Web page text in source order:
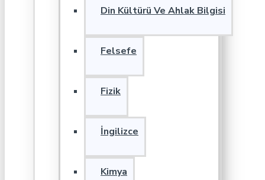
Din Kültürü Ve Ahlak Bilgisi
Felsefe
Fizik
İngilizce
Kimya